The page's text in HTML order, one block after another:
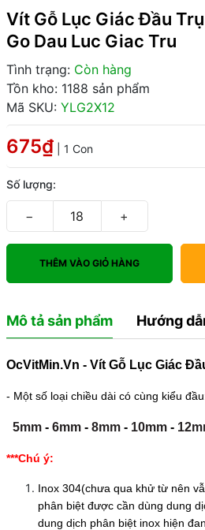
Vít Gỗ Lục Giác Đầu
Go Dau Luc Giac Tru
Tình trạng: Còn hàng
Tồn kho: 1188 sản phẩm
Mã SKU: YLG2X12
675₫ | 1 Con
Số lượng:
− +
THÊM VÀO GIỎ HÀNG
Mô tả sản phẩm Hướng
OcVitMin.Vn - Vít Gỗ Lục Giác
- Một số loại chiều dài có cùng kiểu
5mm- 6mm- 8mm- 10mm-
***Chú ý:
Inox 304(chưa qua khử từ nên
phân biệt được cần dùng dung
dung dịch phân biệt inox hiện